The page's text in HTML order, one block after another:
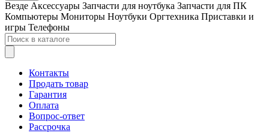
Везде Аксессуары Запчасти для ноутбука Запчасти для ПК
Компьютеры Мониторы Ноутбуки Оргтехника Приставки и
игры Телефоны
Контакты
Продать товар
Гарантия
Оплата
Вопрос-ответ
Рассрочка